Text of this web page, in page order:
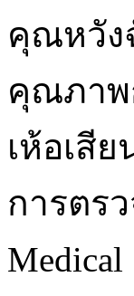
คุณหวัง
คุณภาพ
เห้อเสี
การตร